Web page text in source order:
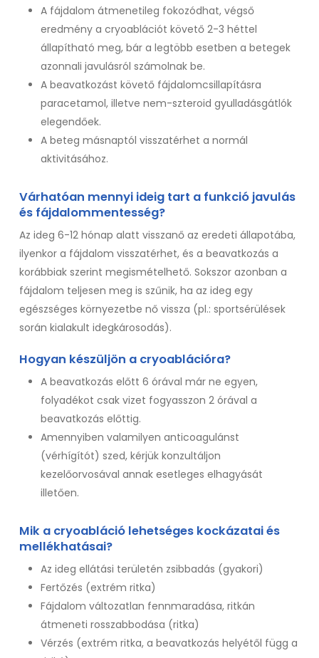
A fájdalom átmenetileg fokozódhat, végső
eredmény a cryoablációt követő 2-3 héttel
állapítható meg, bár a legtöbb esetben a betegek
azonnali javulásról számolnak be.
A beavatkozást követő fájdalomcsillapításra
paracetamol, illetve nem-szteroid gyulladásgátlók
elegendőek.
A beteg másnaptól visszatérhet a normál
aktivitásához.
Várhatóan mennyi ideig tart a funkció javulás
és fájdalommentesség?
Az ideg 6-12 hónap alatt visszanő az eredeti állapotába,
ilyenkor a fájdalom visszatérhet, és a beavatkozás a
korábbiak szerint megismételhető. Sokszor azonban a
fájdalom teljesen meg is szűnik, ha az ideg egy
egészséges környezetbe nő vissza (pl.: sportsérülések
során kialakult idegkárosodás).
Hogyan készüljön a cryoablációra?
A beavatkozás előtt 6 órával már ne egyen,
folyadékot csak vizet fogyasszon 2 órával a
beavatkozás előttig.
Amennyiben valamilyen anticoagulánst
(vérhígítót) szed, kérjük konzultáljon
kezelőorvosával annak esetleges elhagyását
illetően.
Mik a cryoabláció lehetséges kockázatai és
mellékhatásai?
Az ideg ellátási területén zsibbadás (gyakori)
Fertőzés (extrém ritka)
Fájdalom változatlan fennmaradása, ritkán
átmeneti rosszabbodása (ritka)
Vérzés (extrém ritka, a beavatkozás helyétől függ a